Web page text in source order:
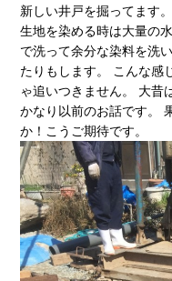
新しい井戸を掘ってます
生地を染める時は大量の
で洗って余分な染料を洗
たりもします。 こんな感
ゃ追いつきません。 大昔
かなり以前のお話です。
か！こうご期待です。